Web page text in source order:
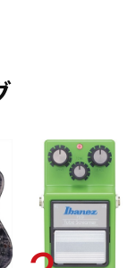
ーディング機器
アクセサリ